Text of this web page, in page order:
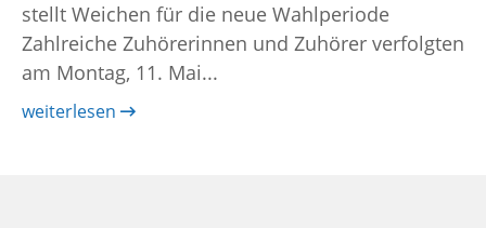
stellt Weichen für die neue Wahlperiode
Zahlreiche Zuhörerinnen und Zuhörer verfolgten
am Montag, 11. Mai...
weiterlesen